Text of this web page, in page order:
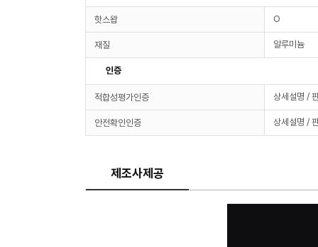
핫스왑 O
재질 알루미늄
인증
적합성평가인증 상세설명 /
안전확인인증 상세설명 /
제조사제공